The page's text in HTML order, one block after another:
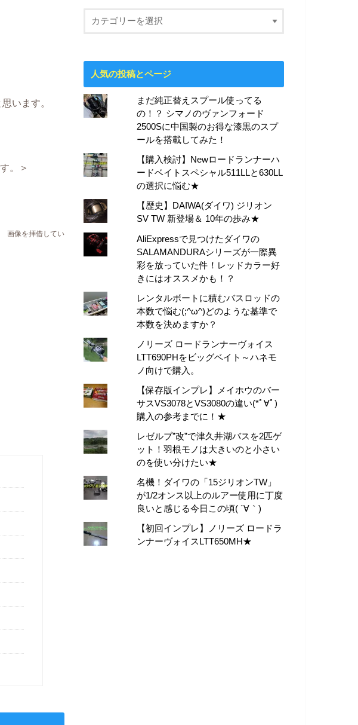
います。
。＞
画像を拝借してい
人気の投稿とページ
まだ純正替えスプール使ってる
の！？ シマノのヴァンフォード
2500Sに中国製のお得な漆黒のスプ
ールを搭載してみた！
【購入検討】Newロードランナーハ
ードベイトスペシャル511LLと630LL
の選択に悩む★
【歴史】DAIWA(ダイワ) ジリオン
SV TW 新登場＆ 10年の歩み★
AliExpressで見つけたダイワの
SALAMANDURAシリーズが一際異
彩を放っていた件！レッドカラー好
きにはオススメかも！？
レンタルボートに積むバスロッドの
本数で悩む(;^ω^)どのような基準で
本数を決めますか？
ノリーズ ロードランナーヴォイス
LTT690PHをビッグベイト～ハネモ
ノ向けで購入。
【保存版インプレ】メイホウのバー
サスVS3078とVS3080の違い(*ﾟ∀ﾟ)
購入の参考までに！★
レゼルブ”改”で津久井湖バスを2匹ゲ
ット！羽根モノは大きいのと小さい
のを使い分けたい★
名機！ダイワの「15ジリオンTW」
が1/2オンス以上のルアー使用に丁度
良いと感じる今日この頃( ´∀｀)
【初回インプレ】ノリーズ ロードラ
ンナーヴォイスLTT650MH★